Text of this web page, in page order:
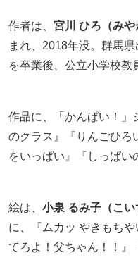
作者は、 宮川 ひろ（みや
まれ、2018年没。群馬
を卒業後、公立小学校教
作品に、「かんぱい！」
のクラス』『りんごひろ
をいっぱい』『しっぱい
絵は、 小泉 るみ子（こい
に、『ムカッ やきもち
てろよ！父ちゃん！！』